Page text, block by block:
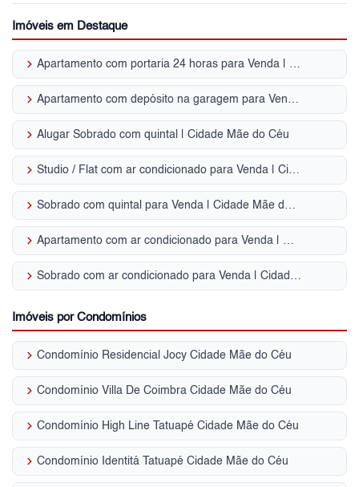
Imóveis em Destaque
keyboard_arrow_right Apartamento com portaria 24 horas para Venda | Cidade Mãe do Céu
keyboard_arrow_right Apartamento com depósito na garagem para Venda | Cidade Mãe do Céu
keyboard_arrow_right Alugar Sobrado com quintal | Cidade Mãe do Céu
keyboard_arrow_right Studio / Flat com ar condicionado para Venda | Cidade Mãe do Céu
keyboard_arrow_right Sobrado com quintal para Venda | Cidade Mãe do Céu
keyboard_arrow_right Apartamento com ar condicionado para Venda | Cidade Mãe do Céu
keyboard_arrow_right Sobrado com ar condicionado para Venda | Cidade Mãe do Céu
Imóveis por Condomínios
keyboard_arrow_right Condomínio Residencial Jocy Cidade Mãe do Céu
keyboard_arrow_right Condomínio Villa De Coimbra Cidade Mãe do Céu
keyboard_arrow_right Condomínio High Line Tatuapé Cidade Mãe do Céu
keyboard_arrow_right Condomínio Identitá Tatuapé Cidade Mãe do Céu